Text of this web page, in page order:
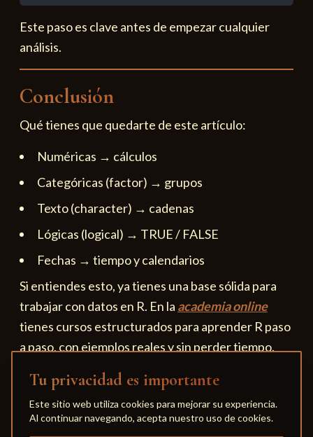
Este paso es clave antes de empezar cualquier
análisis.
Conclusión
Qué tienes que quedarte de este artículo:
Numéricas → cálculos
Categóricas (factor) → grupos
Texto (character) → cadenas
Lógicas (logical) → TRUE / FALSE
Fechas → tiempo y calendarios
Si entiendes esto, ya tienes una base sólida para
trabajar con datos en R. En la academia online
tienes cursos estructurados para aprender R paso
a paso, con ejemplos reales y sin perder tiempo.
Tu privacidad es importante
Este sitio web utiliza cookies para mejorar su experiencia.
Al continuar navegando, acepta nuestro uso de cookies.